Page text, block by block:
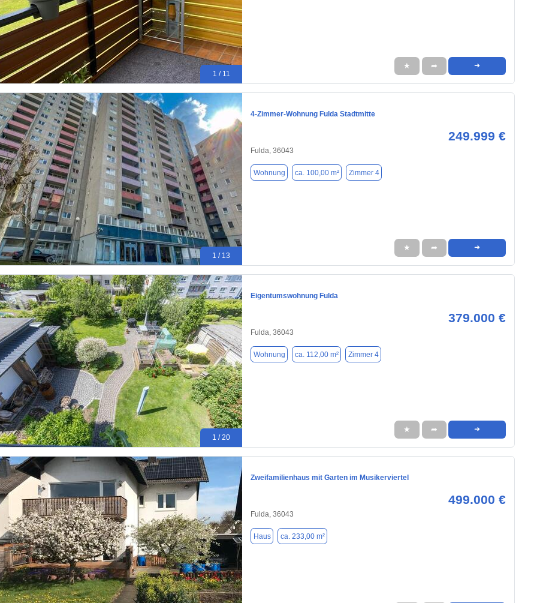
1 / 11
★ ➦ ➜
1 / 13
4-Zimmer-Wohnung Fulda Stadtmitte
249.999 €
Fulda, 36043
Wohnung ca. 100,00 m² Zimmer 4
★ ➦ ➜
1 / 20
Eigentumswohnung Fulda
379.000 €
Fulda, 36043
Wohnung ca. 112,00 m² Zimmer 4
★ ➦ ➜
Zweifamilienhaus mit Garten im Musikerviertel
499.000 €
Fulda, 36043
Haus ca. 233,00 m²